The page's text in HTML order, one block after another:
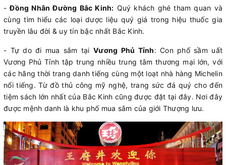
-Đồng Nhân Đường Bắc Kinh: Quý khách ghé tham quan và
cùng tìm hiểu các loại dược liệu quý giá trong hiệu thuốc gia
truyền lâu đời & uy tín bậc nhất Bắc Kinh.
- Tự do đi mua sắm tạiVương Phủ Tỉnh: Con phố sầm uất
Vương Phủ Tỉnh tập trung nhiều trung tâm thương mại lớn, với
các hãng thời trang danh tiếng cùng một loạt nhà hàng Michelin
nổi tiếng. Từ đồ thủ công mỹ nghệ, trang sức đá quý cho đến
tiệm sách lớn nhất của Bắc Kinh cũng được đặt tại đây. Nơi đây
được mệnh danh là khu phố mua sắm của giới Thượng lưu.